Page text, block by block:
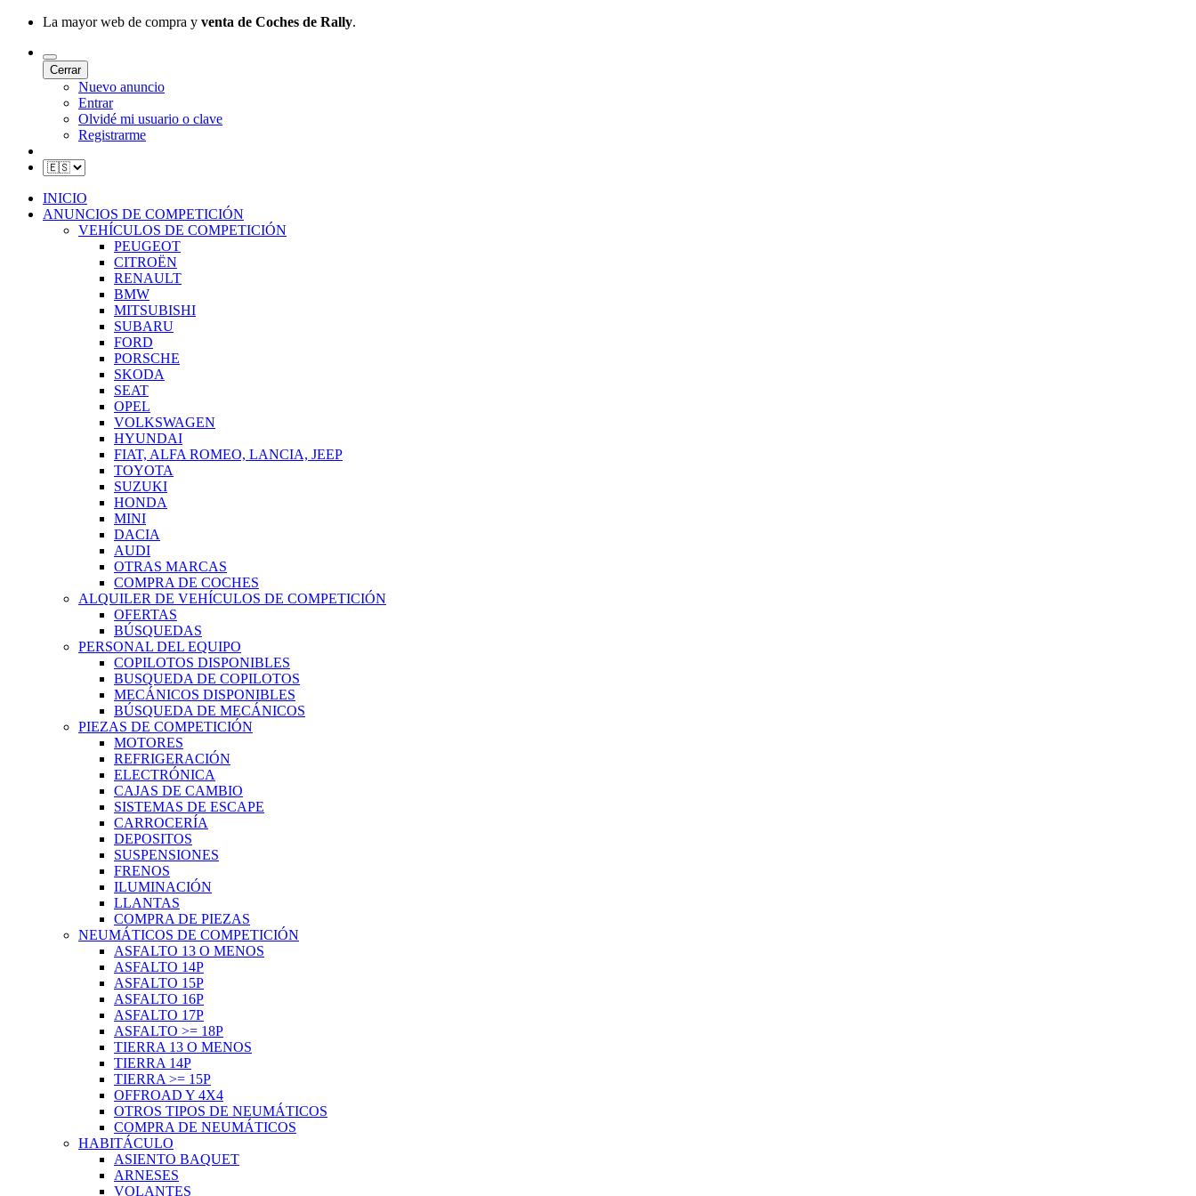
La mayor web de compra y venta de Coches de Rally.
Cerrar
Nuevo anuncio
Entrar
Olvidé mi usuario o clave
Registrarme
INICIO
ANUNCIOS DE COMPETICIÓN
VEHÍCULOS DE COMPETICIÓN
PEUGEOT
CITROËN
RENAULT
BMW
MITSUBISHI
SUBARU
FORD
PORSCHE
SKODA
SEAT
OPEL
VOLKSWAGEN
HYUNDAI
FIAT, ALFA ROMEO, LANCIA, JEEP
TOYOTA
SUZUKI
HONDA
MINI
DACIA
AUDI
OTRAS MARCAS
COMPRA DE COCHES
ALQUILER DE VEHÍCULOS DE COMPETICIÓN
OFERTAS
BÚSQUEDAS
PERSONAL DEL EQUIPO
COPILOTOS DISPONIBLES
BUSQUEDA DE COPILOTOS
MECÁNICOS DISPONIBLES
BÚSQUEDA DE MECÁNICOS
PIEZAS DE COMPETICIÓN
MOTORES
REFRIGERACIÓN
ELECTRÓNICA
CAJAS DE CAMBIO
SISTEMAS DE ESCAPE
CARROCERÍA
DEPOSITOS
SUSPENSIONES
FRENOS
ILUMINACIÓN
LLANTAS
COMPRA DE PIEZAS
NEUMÁTICOS DE COMPETICIÓN
ASFALTO 13 O MENOS
ASFALTO 14P
ASFALTO 15P
ASFALTO 16P
ASFALTO 17P
ASFALTO >= 18P
TIERRA 13 O MENOS
TIERRA 14P
TIERRA >= 15P
OFFROAD Y 4X4
OTROS TIPOS DE NEUMÁTICOS
COMPRA DE NEUMÁTICOS
HABITÁCULO
ASIENTO BAQUET
ARNESES
VOLANTES